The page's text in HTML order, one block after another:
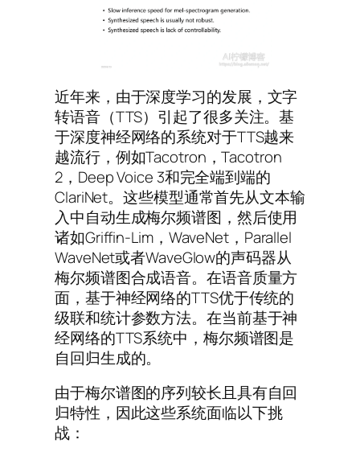
近年来，由于深度学习的发展，文字
转语音（TTS）引起了很多关注。基
于深度神经网络的系统对于TTS越来
越流行，例如Tacotron，Tacotron
2，Deep Voice 3和完全端到端的
ClariNet。这些模型通常首先从文本输
入中自动生成梅尔频谱图，然后使用
诸如Griffin-Lim，WaveNet，Parallel
WaveNet或者WaveGlow的声码器从
梅尔频谱图合成语音。在语音质量方
面，基于神经网络的TTS优于传统的
级联和统计参数方法。在当前基于神
经网络的TTS系统中，梅尔频谱图是
自回归生成的。
由于梅尔谱图的序列较长且具有自回
归特性，因此这些系统面临以下挑
战：